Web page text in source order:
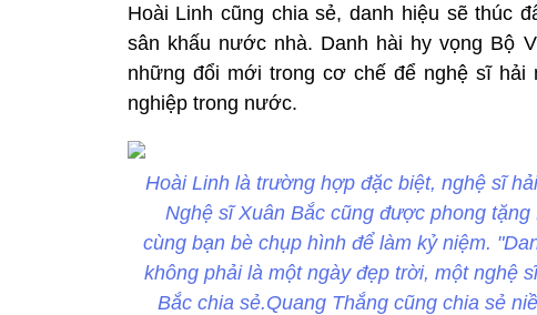
Hoài Linh cũng chia sẻ, danh hiệu sẽ thúc
sân khấu nước nhà. Danh hài hy vọng Bộ
những đổi mới trong cơ chế để nghệ sĩ
nghiệp trong nước.
Hoài Linh là trường hợp đặc biệt, nghệ sĩ
Nghệ sĩ Xuân Bắc cũng được phong
cùng bạn bè chụp hình để làm kỷ niệm.
không phải là một ngày đẹp trời, một nghệ
Bắc chia sẻ.Quang Thắng cũng chia sẻ